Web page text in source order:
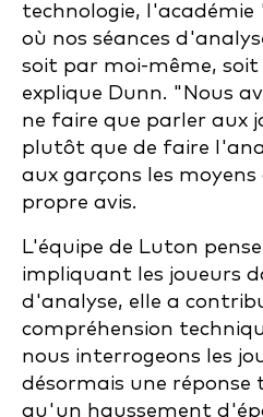
technologie,
où nos séances
soit par moi-même,
explique Dunn. "Nous
ne faire que parler aux
plutôt que de faire
aux garçons les
propre avis.
L'équipe de Luton
impliquant les joueurs
d'analyse, elle a
compréhension
nous interrogeons les
désormais une
qu'un haussement